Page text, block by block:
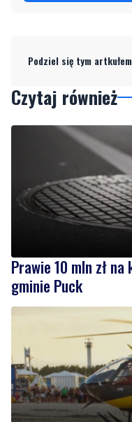
Prawie 10 mln zł
Akcja ratunkowa
wyciągnięto z wody